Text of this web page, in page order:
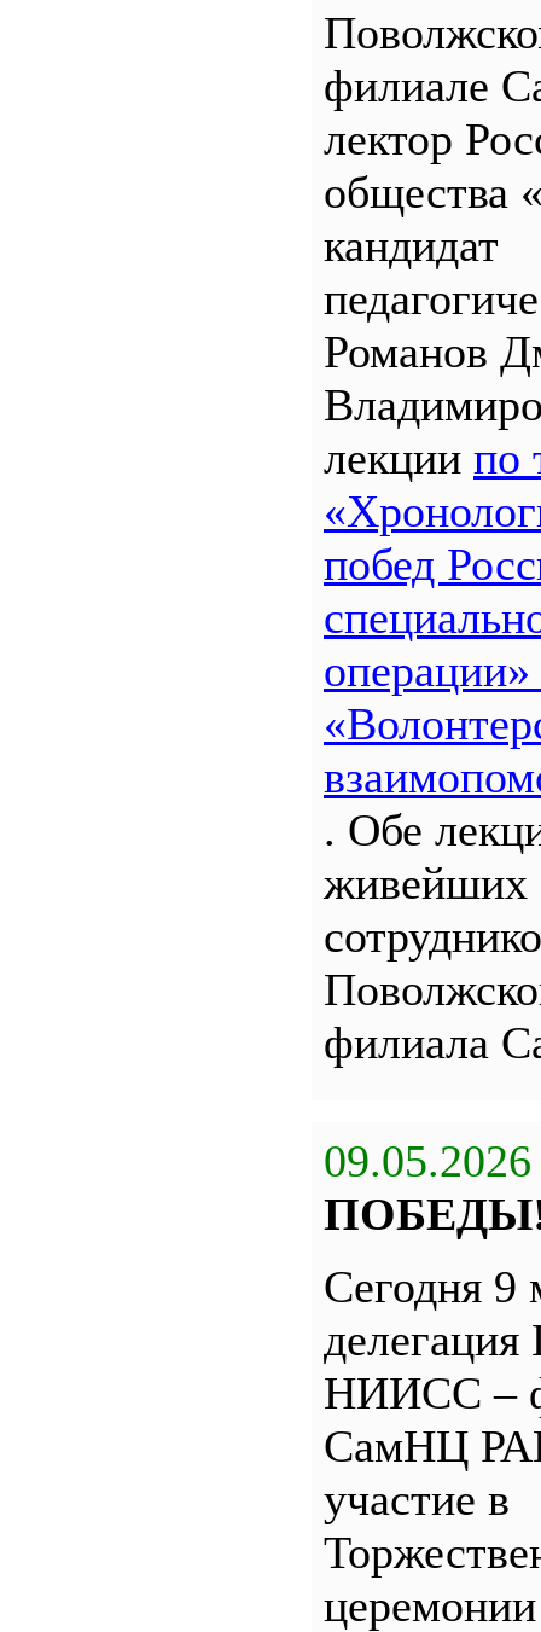
филиале
лектор
общества
кандидат
Романов
лекции по
побед
. Обе
живейших
филиала
09.05.2026
Сегодня 9
НИИСС –
СамНЦ
участие в